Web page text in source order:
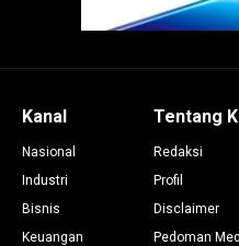
Kanal
Nasional
Industri
Bisnis
Keuangan
Tentang
Redaksi
Profil
Disclaimer
Pedoman